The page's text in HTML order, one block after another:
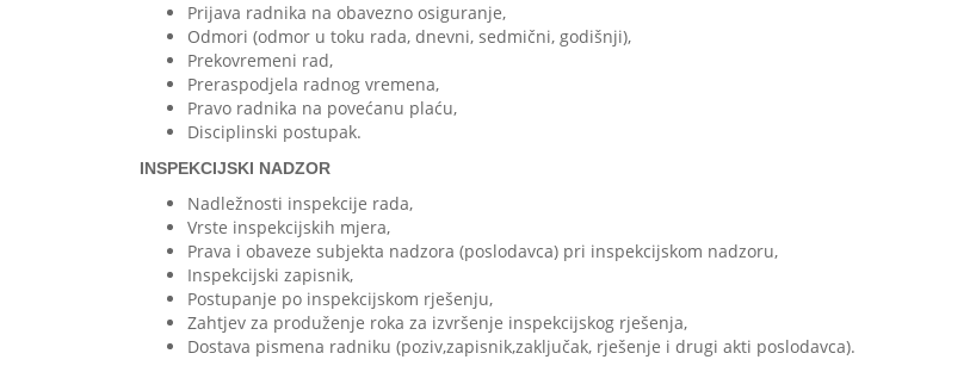
Prijava radnika na obavezno osiguranje,
Odmori (odmor u toku rada, dnevni, sedmični, godišnji),
Prekovremeni rad,
Preraspodjela radnog vremena,
Pravo radnika na povećanu plaću,
Disciplinski postupak.
INSPEKCIJSKI NADZOR
Nadležnosti inspekcije rada,
Vrste inspekcijskih mjera,
Prava i obaveze subjekta nadzora (poslodavca) pri inspekcijskom nadzoru,
Inspekcijski zapisnik,
Postupanje po inspekcijskom rješenju,
Zahtjev za produženje roka za izvršenje inspekcijskog rješenja,
Dostava pismena radniku (poziv,zapisnik,zaključak, rješenje i drugi akti poslodavca).